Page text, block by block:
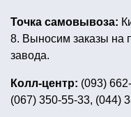
вечеринка в стиле
костюмы для детей
черепашки ниндзя
праздничные
Точка самовывоза:
8. Выносим заказы на
завода.
Колл-центр: (093)
(067) 350-55-33, (044)